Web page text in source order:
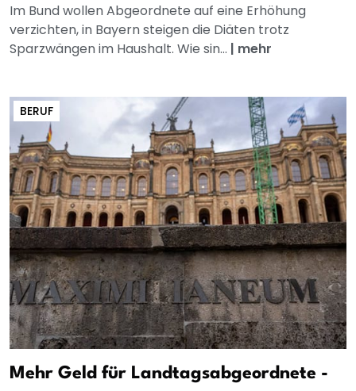
Im Bund wollen Abgeordnete auf eine Erhöhung
verzichten, in Bayern steigen die Diäten trotz
Sparzwängen im Haushalt. Wie sin... | mehr
BERUF
Mehr Geld für Landtagsabgeordnete -